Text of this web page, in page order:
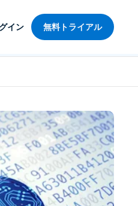
の検出
クセ
キュア
イン 無料トライアル